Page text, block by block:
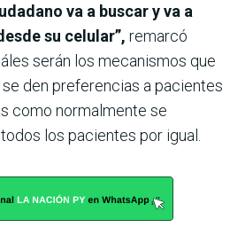
va a buscar y va a
su celular”, remarcó
serán los mecanismos que
den preferencias a pacientes
como normalmente se
los pacientes por igual.